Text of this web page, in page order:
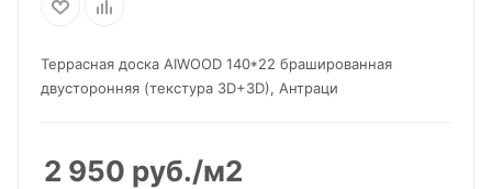
Террасная доска AIWOOD 140*22 брашированная
двусторонняя (текстура 3D+3D), Антраци
2 950 руб./м2